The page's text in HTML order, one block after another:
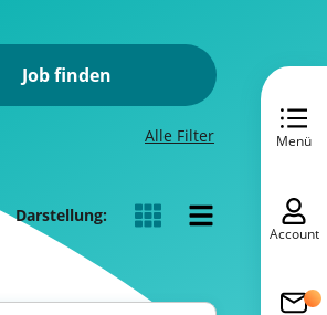
Job finden
Alle Filter
Darstellung:
Menü
Account